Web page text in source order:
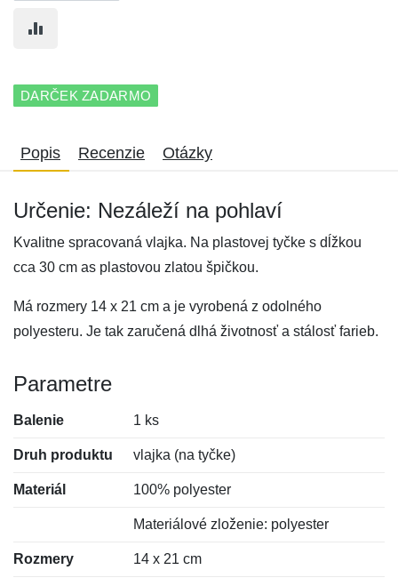
DARČEK ZADARMO
Popis Recenzie Otázky
Určenie: Nezáleží na pohlaví
Kvalitne spracovaná vlajka. Na plastovej tyčke s dĺžkou
cca 30 cm as plastovou zlatou špičkou.
Má rozmery 14 x 21 cm a je vyrobená z odolného
polyesteru. Je tak zaručená dlhá životnosť a stálosť farieb.
Parametre
Balenie 1 ks
Druh produktu vlajka (na tyčke)
Materiál 100% polyester
Materiálové zloženie: polyester
Rozmery 14 x 21 cm